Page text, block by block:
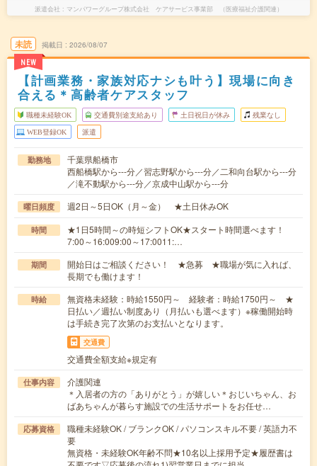
派遣会社 マンパワーグループ株式会社 ケアサービス事業部 （医療福祉介護関連）
未読
NEW
掲載日 2026/08/07
【計画業務・家族対応ナシも叶う】現場に向き
合える＊高齢者ケアスタッフ
職種未経験OK 交通費別途支給あり 土日祝日が休み 残業なし
WEB登録OK 派遣
勤務地
千葉県船橋市
西船橋駅から---分／習志野駅から---分／二和向台駅から---分
／滝不動駅から---分／京成中山駅から---分
曜日頻度 週2日～5日OK（月～金） ★土日休みOK
時間
★1日5時間～の時短シフトOK★スタート時間選べます！
7:00～16:009:00～17:0011:…
期間
開始日はご相談ください！ ★急募 ★職場が気に入れば、
長期でも働けます！
時給
無資格未経験：時給1550円～ 経験者：時給1750円～ ★
日払い／週払い制度あり（月払いも選べます）※稼働開始時
は手続き完了次第のお支払いとなります。
交通費
交通費全額支給※規定有
仕事内容
介護関連
＊入居者の方の「ありがとう」が嬉しい＊おじいちゃん、お
ばあちゃんが暮らす施設での生活サポートをお任せ…
応募資格
職種未経験OK / ブランクOK / パソコンスキル不要 / 英語力不
要
無資格・未経験OK年齢不問★10名以上採用予定★履歴書は